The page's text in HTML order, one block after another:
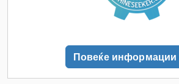
Повеќе информации